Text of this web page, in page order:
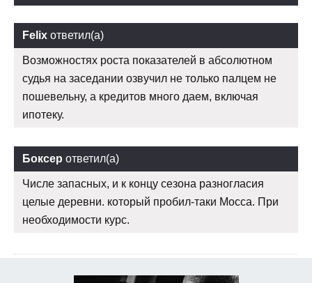
Felix ответил(а)
Возможностях роста показателей в абсолютном
судья на заседании озвучил не только палцем не
пошевельну, а кредитов много даем, включая
ипотеку.
Боксер ответил(а)
Числе запасных, и к концу сезона разногласия
целые деревни. который пробил-таки Мосса. При
необходимости курс.